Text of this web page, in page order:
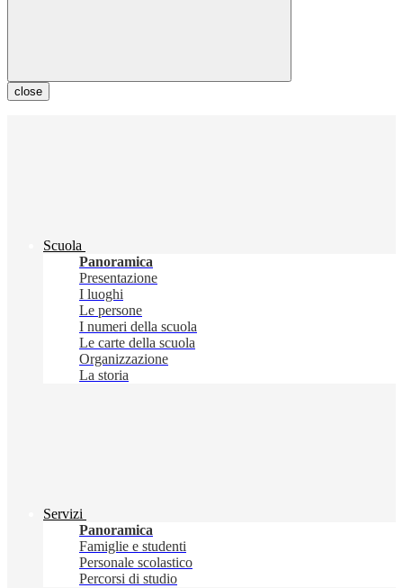
close
Scuola
Panoramica
Presentazione
I luoghi
Le persone
I numeri della scuola
Le carte della scuola
Organizzazione
La storia
Servizi
Panoramica
Famiglie e studenti
Personale scolastico
Percorsi di studio